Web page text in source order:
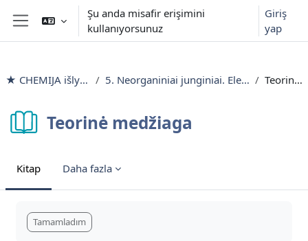
Yan panel
Şu anda misafir erişimini
kullanıyorsunuz
Giriş
yap
★ CHEMIJA išlyginamieji mokymai 5. Neorganiniai junginiai. Elektrolitai ir neelektrolitai. pH vertė Teorinė medžiaga
Teorinė medžiaga
Kitap Daha fazla
Tamamladım